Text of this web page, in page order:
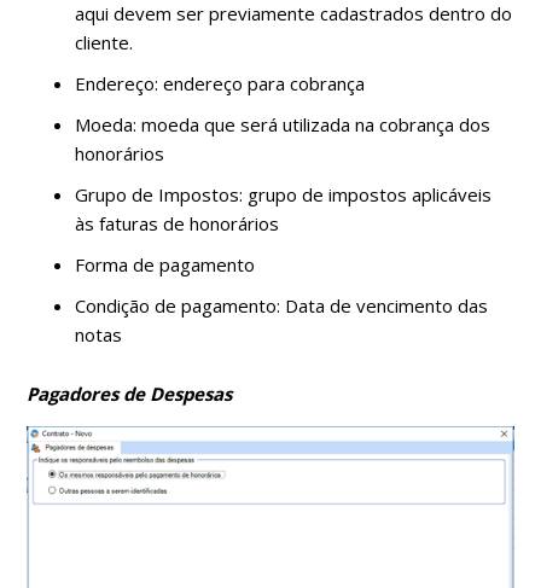
aqui devem ser previamente cadastrados dentro do
cliente.
Endereço: endereço para cobrança
Moeda: moeda que será utilizada na cobrança dos
honorários
Grupo de Impostos: grupo de impostos aplicáveis
às faturas de honorários
Forma de pagamento
Condição de pagamento: Data de vencimento das
notas
Pagadores de Despesas